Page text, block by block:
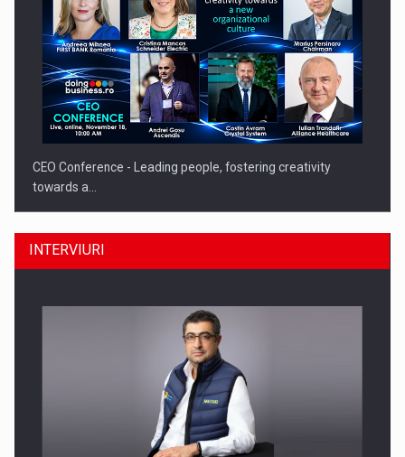
CEO Conference - Leading people, fostering creativity
towards a…
CEO Conference - Shaping The Future - Technology and…
INTERVIURI